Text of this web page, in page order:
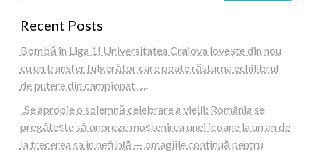
Recent Posts
Bombă în Liga 1! Universitatea Craiova lovește din nou
cu un transfer fulgerător care poate răsturna echilibrul
de putere din campionat…..
„Se apropie o solemnă celebrare a vieții: România se
pregătește să onoreze moștenirea unei icoane la un an de
la trecerea sa în neființă — omagiile continuă pentru